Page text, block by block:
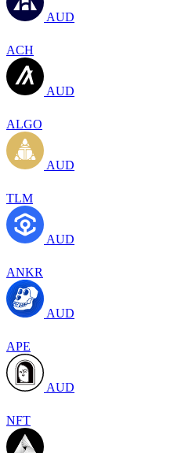
AUD
ACH
AUD
ALGO
AUD
TLM
AUD
ANKR
AUD
APE
AUD
NFT